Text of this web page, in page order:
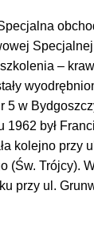
–
5 w
był
kolejno przy
(Św. Trójcy).
przy ul.